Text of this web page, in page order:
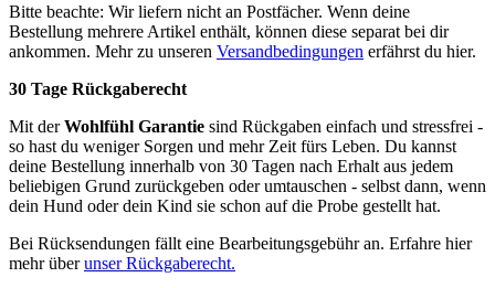
Bitte beachte: Wir liefern nicht an Postfächer. Wenn deine
Bestellung mehrere Artikel enthält, können diese separat bei dir
ankommen. Mehr zu unseren Versandbedingungen erfährst du hier.
30 Tage Rückgaberecht
Mit derWohlfühl Garantie sind Rückgaben einfach und stressfrei -
so hast du weniger Sorgen und mehr Zeit fürs Leben. Du kannst
deine Bestellung innerhalb von 30 Tagen nach Erhalt aus jedem
beliebigen Grund zurückgeben oder umtauschen - selbst dann, wenn
dein Hund oder dein Kind sie schon auf die Probe gestellt hat.
Bei Rücksendungen fällt eine Bearbeitungsgebühr an. Erfahre hier
mehr überunser Rückgaberecht.